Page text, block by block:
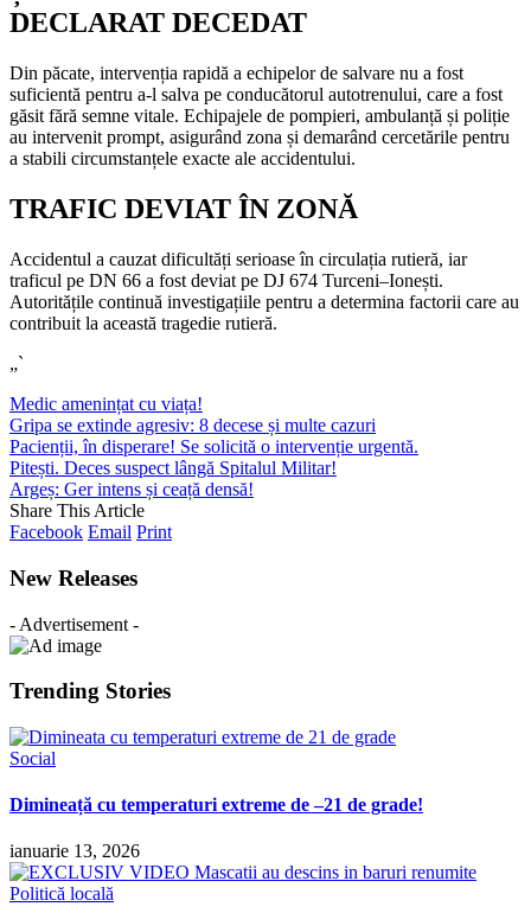
DECLARAT DECEDAT
Din păcate, intervenția rapidă a echipelor de salvare nu a fost
suficientă pentru a-l salva pe conducătorul autotrenului, care a fost
găsit fără semne vitale. Echipajele de pompieri, ambulanță și poliție
au intervenit prompt, asigurând zona și demarând cercetările pentru
a stabili circumstanțele exacte ale accidentului.
TRAFIC DEVIAT ÎN ZONĂ
Accidentul a cauzat dificultăți serioase în circulația rutieră, iar
traficul pe DN 66 a fost deviat pe DJ 674 Turceni–Ionești.
Autoritățile continuă investigațiile pentru a determina factorii care au
contribuit la această tragedie rutieră.
„`
Medic amenințat cu viața!
Gripa se extinde agresiv: 8 decese și multe cazuri
Pacienții, în disperare! Se solicită o intervenție urgentă.
Pitești. Deces suspect lângă Spitalul Militar!
Argeș: Ger intens și ceață densă!
Share This Article
Facebook Email Print
New Releases
- Advertisement -
Trending Stories
Social
Dimineață cu temperaturi extreme de –21 de grade!
ianuarie 13, 2026
Politică locală